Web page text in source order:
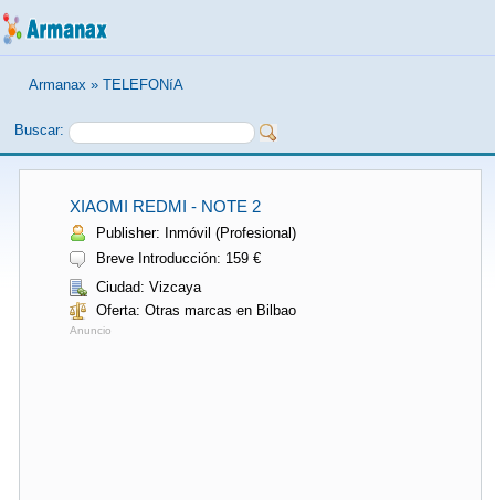
Armanax » TELEFONíA
Buscar:
XIAOMI REDMI - NOTE 2
Publisher: Inmóvil (Profesional)
Breve Introducción: 159 €
Ciudad: Vizcaya
Oferta: Otras marcas en Bilbao
Anuncio